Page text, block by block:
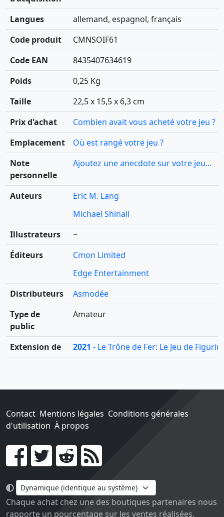
Langues
allemand, espagnol, français
Code produit
CMNSOIF61
Code EAN
8435407634619
Poids
0,25 Kg
Taille
22,5 x 15,5 x 6,3 cm
Prix d'achat
Combien avait vous acheté votre jeu ?
Emplacement
Où est rangé votre jeu ?
Note
personnelle
Ajoutez une anecdote sur votre jeu...
Auteurs
Eric M. Lang
Michael Shinall
Illustrateurs
~
Éditeurs
Cmon Limited
Edge Entertainment
Distributeurs
Asmodée
Type de
public
Amateur
Extension de 2021 - Le Trône de Fer: Le Jeu de
Contact Mentions légales Conditions générales
d'utilisation À propos
Go !
Chaque achat chez une des boutiques partenaires nous
rapporte un pourcentage sur les ventes réalisées.